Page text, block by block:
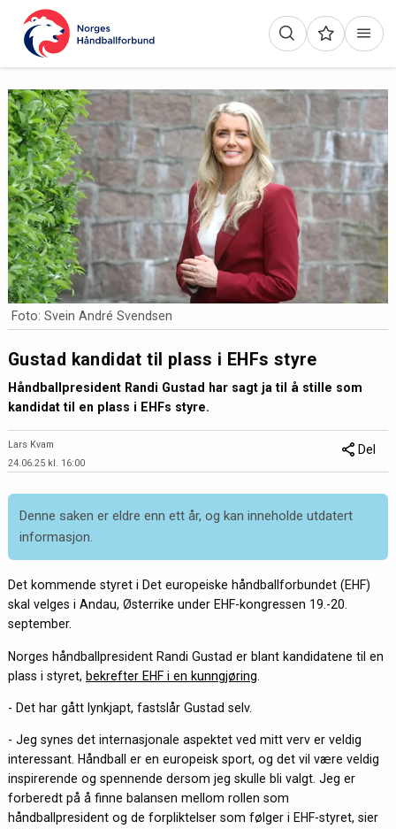
Foto: Svein André Svendsen
Gustad kandidat til plass i EHFs styre
Håndballpresident Randi Gustad har sagt ja til å stille som
kandidat til en plass i EHFs styre.
Lars Kvam
24.06.25 kl. 16:00
Del
Denne saken er eldre enn ett år, og kan inneholde utdatert
informasjon.
Det kommende styret i Det europeiske håndballforbundet (EHF)
skal velges i Andau, Østerrike under EHF-kongressen 19.-20.
september.
Norges håndballpresident Randi Gustad er blant kandidatene til en
plass i styret, bekrefter EHF i en kunngjøring
- Det har gått lynkjapt, fastslår Gustad selv.
- Jeg synes det internasjonale aspektet ved mitt verv er veldig
interessant. Håndball er en europeisk sport, og det vil være veldig
inspirerende og spennende dersom jeg skulle bli valgt. Jeg er
forberedt på å finne balansen mellom rollen som
håndballpresident og de forpliktelser som følger i EHF-styret, sier